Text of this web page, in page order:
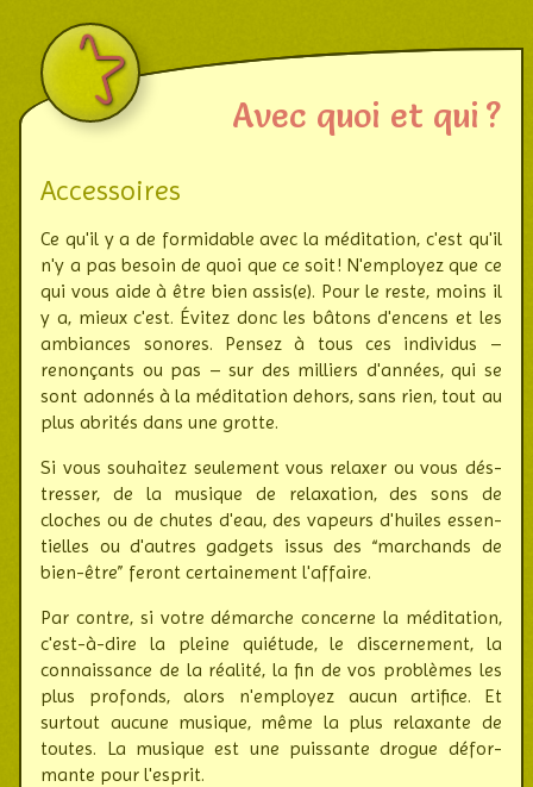
Avec quoi et qui ?
Accessoires
Ce qu'il y a de formidable avec la médi­ta­tion, c'est qu'il
n'y a pas besoin de quoi que ce soit ! N'employez que ce
qui vous aide à être bien assis(e). Pour le reste, moins il
y a, mieux c'est. Évitez donc les bâtons d'encens et les
ambian­ces sonores. Pensez à tous ces indi­vidus –
renon­çants ou pas – sur des milliers d'années, qui se
sont adonnés à la méditation dehors, sans rien, tout au
plus abrités dans une grotte.
Si vous souhaitez seulement vous relaxer ou vous dés­
tresser, de la musi­que de rela­xa­tion, des sons de
cloches ou de chutes d'eau, des vapeurs d'huiles essen­
tielles ou d'autres gadgets issus des “mar­chands de
bien-être” feront cer­tai­ne­ment l'affaire.
Par contre, si votre démarche concerne la médi­tation,
c'est-à-dire la pleine quiétude, le discer­ne­ment, la
connais­sance de la réalité, la fin de vos pro­blèmes les
plus pro­fonds, alors n'em­ployez aucun arti­fice. Et
surtout aucune musique, même la plus rela­xante de
toutes. La musique est une puis­sante drogue défor­
mante pour l'esprit.